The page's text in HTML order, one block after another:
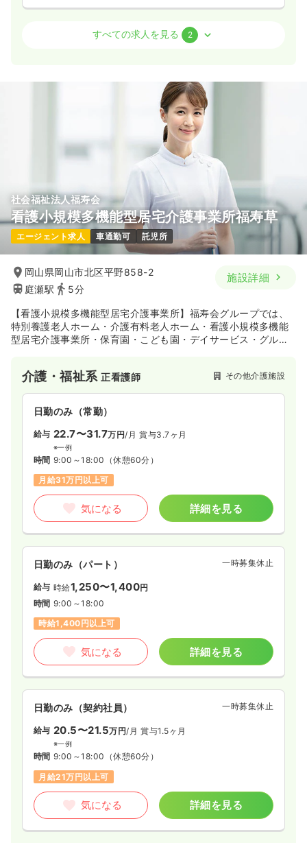
介護・福祉系正・准看護師 デイケア・デイサービス
賞与2回
ブランク可
月給35万円以上可
詳細を見る
日勤のみ（パート） 一時募集休止
給与 お問い合わせください
時間 8:45～17:15（休憩60分）
日祝休み
担当業務未経験可
気になる 詳細を見る
すべての求人を見る 2
社会福祉法人福寿会
看護小規模多機能型居宅介護事業所福寿草
エージェント求人 車通勤可 託児所
岡山県岡山市北区平野858-2
庭瀬駅
5分
施設詳細
【看護小規模多機能型居宅介護事業所】福寿会グループでは、
特別養護老人ホーム・介護有料老人ホーム・看護小規模多機能
型居宅介護事業所・保育園・こども園・デイサービス・グルー
要とする人、支援をさせていただく人、お互いの信頼関係をも
とに人と人のふれあいを通じて穏やかに過ごせるように、基本
理念として掲げ、地域に貢献をしております。
介護・福祉系正看護師 その他介護施設
日勤のみ（常勤）
給与 22.7〜31.7万円/月 賞与3.7ヶ月
※一例
時間 9:00～18:00 （休憩60分）
月給31万円以上可
気になる 詳細を見る
日勤のみ（パート） 一時募集休止
給与 時給1,250〜1,400円
時間 9:00～18:00
時給1,400円以上可
気になる 詳細を見る
日勤のみ（契約社員） 一時募集休止
給与 20.5〜21.5万円/月 賞与1.5ヶ月
※一例
時間 9:00～18:00 （休憩60分）
月給21万円以上可
気になる 詳細を見る